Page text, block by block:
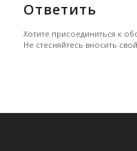
Ответить
Хотите присоединиться к
Не стесняйтесь вносить